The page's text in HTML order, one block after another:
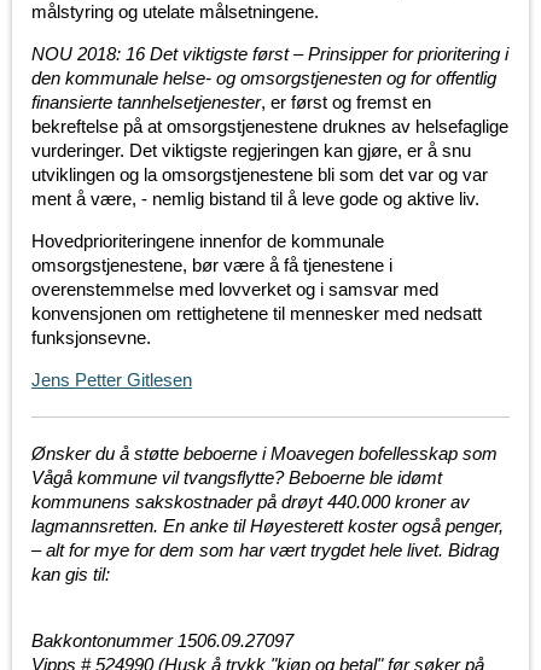
målstyring og utelate målsetningene.
NOU 2018: 16 Det viktigste først – Prinsipper for prioritering i
den kommunale helse- og omsorgstjenesten og for offentlig
finansierte tannhelsetjenester, er først og fremst en
bekreftelse på at omsorgstjenestene druknes av helsefaglige
vurderinger. Det viktigste regjeringen kan gjøre, er å snu
utviklingen og la omsorgstjenestene bli som det var og var
ment å være, - nemlig bistand til å leve gode og aktive liv.
Hovedprioriteringene innenfor de kommunale
omsorgstjenestene, bør være å få tjenestene i
overenstemmelse med lovverket og i samsvar med
konvensjonen om rettighetene til mennesker med nedsatt
funksjonsevne.
Jens Petter Gitlesen
Ønsker du å støtte beboerne i Moavegen bofellesskap som
Vågå kommune vil tvangsflytte? Beboerne ble idømt
kommunens sakskostnader på drøyt 440.000 kroner av
lagmannsretten. En anke til Høyesterett koster også penger,
– alt for mye for dem som har vært trygdet hele livet. Bidrag
kan gis til:
Bakkontonummer 1506.09.27097
Vipps # 524990(Husk å trykk "kjøp og betal" før søker på